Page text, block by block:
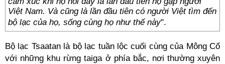
Việt Nam. Và cũng là lần đầu tiên có người Việt tìm đến
bộ lạc của họ, sống cùng họ như thế này".
Bộ lạc Tsaatan là bộ lạc tuần lộc cuối cùng của Mông Cổ
với những khu rừng taiga ở phía bắc, nơi thường xuyên